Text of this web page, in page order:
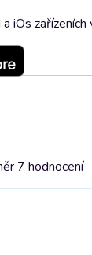
iOs
7 hodnocení